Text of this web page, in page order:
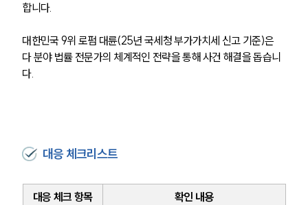
합니다.
대한민국 9위 로펌 대륜(25년 국세청 부가가치세 신고 기준)은
다 분야 법률 전문가의 체계적인 전략을 통해 사건 해결을 돕습니
다.
대응 체크리스트
대응 체크 항목
확인 내용